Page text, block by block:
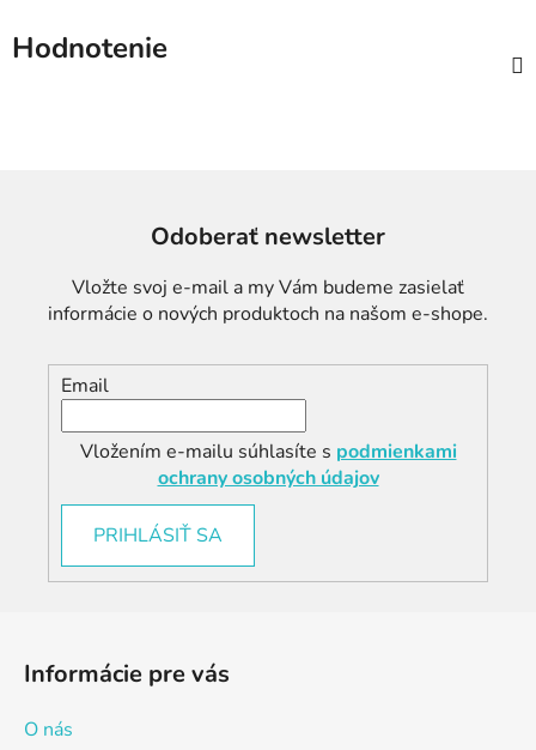
Hodnotenie
Odoberať newsletter
Vložte svoj e-mail a my Vám budeme zasielať
informácie o nových produktoch na našom e-shope.
Email
Vložením e-mailu súhlasíte s podmienkami
ochrany osobných údajov
PRIHLÁSIŤ SA
Informácie pre vás
O nás